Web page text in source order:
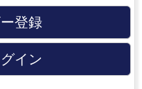
登録
イン